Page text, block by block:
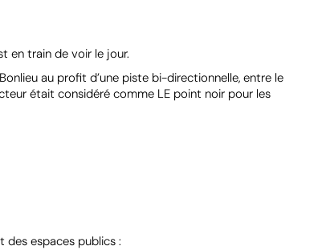
en train de voir le jour.
au profit d’une piste bi-directionnelle, entre le
était considéré comme LE point noir pour les
des espaces publics :